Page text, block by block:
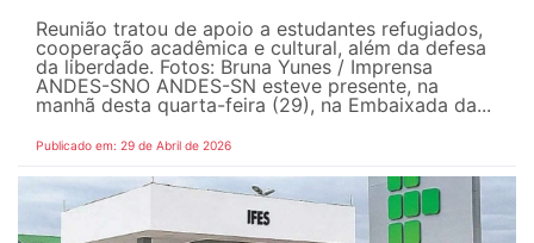
Reunião tratou de apoio a estudantes refugiados,
cooperação acadêmica e cultural, além da defesa
da liberdade. Fotos: Bruna Yunes / Imprensa
ANDES-SN​​​ O ANDES-SN esteve presente, na
manhã desta quarta-feira (29), na Embaixada da...
Publicado em: 29 de Abril de 2026